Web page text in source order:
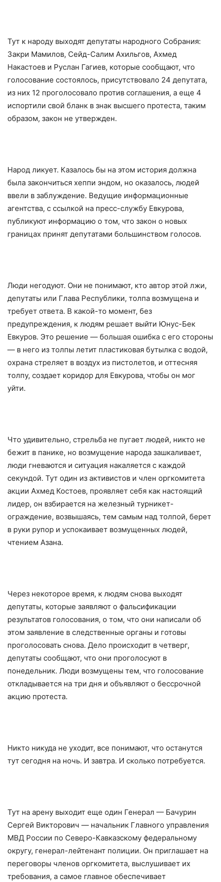
Тут к народу выходят депутаты народного Собрания:
Закри Мамилов, Сейд-Салим Ахильгов, Ахмед
Накастоев и Руслан Гагиев, которые сообщают, что
голосование состоялось, присутствовало 24 депутата,
из них 12 проголосовало против соглашения, а еще 4
испортили свой бланк в знак высшего протеста, таким
образом, закон не утвержден.
Народ ликует. Казалось бы на этом история должна
была закончиться хеппи эндом, но оказалось, людей
ввели в заблуждение. Ведущие информационные
агентства, с ссылкой на пресс-службу Евкурова,
публикуют информацию о том, что закон о новых
границах принят депутатами большинством голосов.
Люди негодуют. Они не понимают, кто автор этой лжи,
депутаты или Глава Республики, толпа возмущена и
требует ответа. В какой-то момент, без
предупреждения, к людям решает выйти Юнус-Бек
Евкуров. Это решение — большая ошибка с его стороны
— в него из толпы летит пластиковая бутылка с водой,
охрана стреляет в воздух из пистолетов, и оттесняя
толпу, создает коридор для Евкурова, чтобы он мог
уйти.
Что удивительно, стрельба не пугает людей, никто не
бежит в панике, но возмущение народа зашкаливает,
люди гневаются и ситуация накаляется с каждой
секундой. Тут один из активистов и член оргкомитета
акции Ахмед Костоев, проявляет себя как настоящий
лидер, он взбирается на железный турникет-
ограждение, возвышаясь, тем самым над толпой, берет
в руки рупор и успокаивает возмущенных людей,
чтением Азана.
Через некоторое время, к людям снова выходят
депутаты, которые заявляют о фальсификации
результатов голосования, о том, что они написали об
этом заявление в следственные органы и готовы
проголосовать снова. Дело происходит в четверг,
депутаты сообщают, что они проголосуют в
понедельник. Люди возмущены тем, что голосование
откладывается на три дня и объявляют о бессрочной
акцию протеста.
Никто никуда не уходит, все понимают, что останутся
тут сегодня на ночь. И завтра. И сколько потребуется.
Тут на арену выходит еще один Генерал — Бачурин
Сергей Викторович — начальник Главного управления
МВД России по Северо-Кавказскому федеральному
округу, генерал-лейтенант полиции. Он приглашает на
переговоры членов оргкомитета, выслушивает их
требования, а самое главное обеспечивает